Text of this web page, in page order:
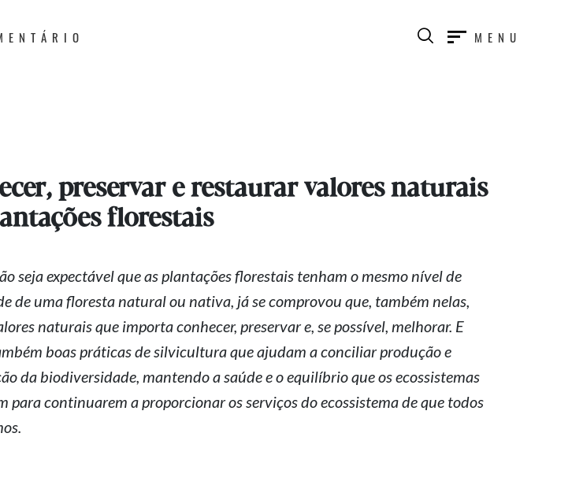
MENU
preservar e restaurar valores naturais
florestais
seja expectável que as plantações florestais tenham o mesmo nível de
de uma floresta natural ou nativa, já se comprovou que, também nelas,
naturais que importa conhecer, preservar e, se possível, melhorar. E
boas práticas de silvicultura que ajudam a conciliar produção e
da biodiversidade, mantendo a saúde e o equilíbrio que os ecossistemas
para continuarem a proporcionar os serviços do ecossistema de que todos